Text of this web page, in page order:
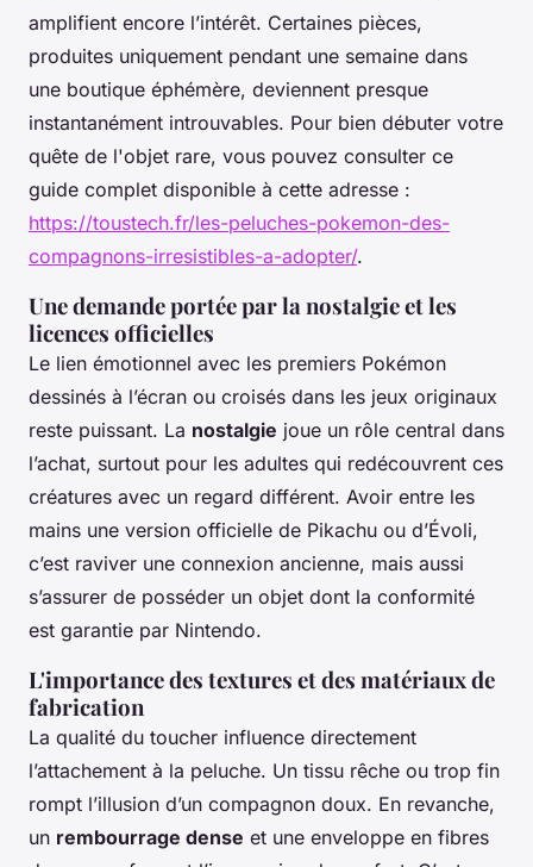
amplifient encore l’intérêt. Certaines pièces,
produites uniquement pendant une semaine dans
une boutique éphémère, deviennent presque
instantanément introuvables. Pour bien débuter votre
quête de l'objet rare, vous pouvez consulter ce
guide complet disponible à cette adresse :
https://toustech.fr/les-peluches-pokemon-des-
compagnons-irresistibles-a-adopter/.
Une demande portée par la nostalgie et les
licences officielles
Le lien émotionnel avec les premiers Pokémon
dessinés à l’écran ou croisés dans les jeux originaux
reste puissant. La nostalgie joue un rôle central dans
l’achat, surtout pour les adultes qui redécouvrent ces
créatures avec un regard différent. Avoir entre les
mains une version officielle de Pikachu ou d’Évoli,
c’est raviver une connexion ancienne, mais aussi
s’assurer de posséder un objet dont la conformité
est garantie par Nintendo.
L'importance des textures et des matériaux de
fabrication
La qualité du toucher influence directement
l’attachement à la peluche. Un tissu rêche ou trop fin
rompt l’illusion d’un compagnon doux. En revanche,
un rembourrage dense et une enveloppe en fibres